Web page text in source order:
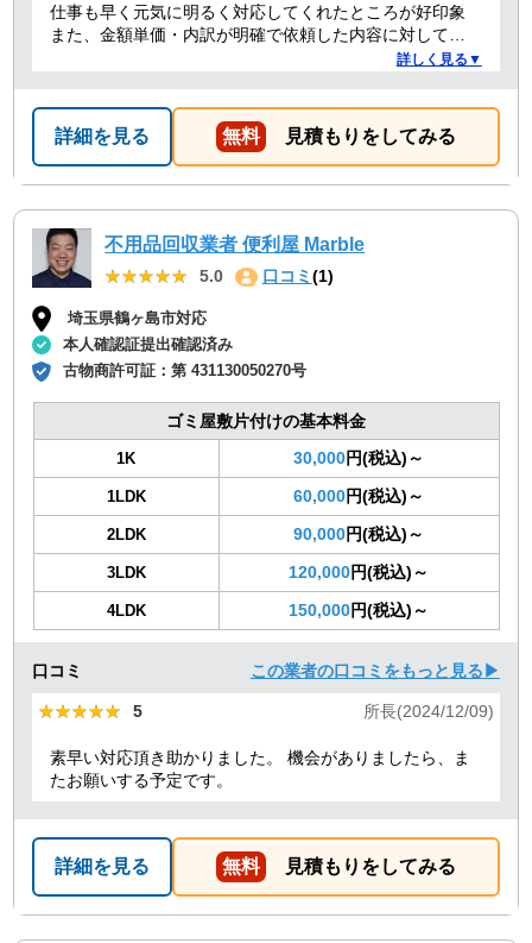
仕事も早く元気に明るく対応してくれたところが好印象
また、金額単価・内訳が明確で依頼した内容に対しての
詳しく見る▼
詳細を見る 無料 見積もりをしてみる
不用品回収業者 便利屋 Marble
★★★★★
★★★★★ 5.0 口コミ (1)
埼玉県鶴ヶ島市対応
本人確認証提出確認済み
古物商許可証：第 431130050270号
ゴミ屋敷片付けの基本料金
1K 30,000円(税込)～
1LDK 60,000円(税込)～
2LDK 90,000円(税込)～
3LDK 120,000円(税込)～
4LDK 150,000円(税込)～
口コミ この業者の口コミをもっと見る▶
★★★★★
★★★★★ 5 所長(2024/12/09)
素早い対応頂き助かりました。 機会がありましたら、ま
たお願いする予定です。
詳細を見る 無料 見積もりをしてみる